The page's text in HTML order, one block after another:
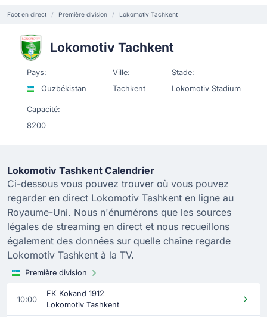
Foot en direct Première division Lokomotiv Tachkent
Lokomotiv Tachkent
Pays:
Ouzbékistan
Ville:
Tachkent
Stade:
Lokomotiv Stadium
Capacité:
8200
Lokomotiv Tashkent Calendrier
Ci-dessous vous pouvez trouver où vous pouvez
regarder en direct Lokomotiv Tashkent en ligne au
Royaume-Uni. Nous n'énumérons que les sources
légales de streaming en direct et nous recueillons
également des données sur quelle chaîne regarde
Lokomotiv Tashkent à la TV.
Première division
10:00
FK Kokand 1912
Lokomotiv Tashkent